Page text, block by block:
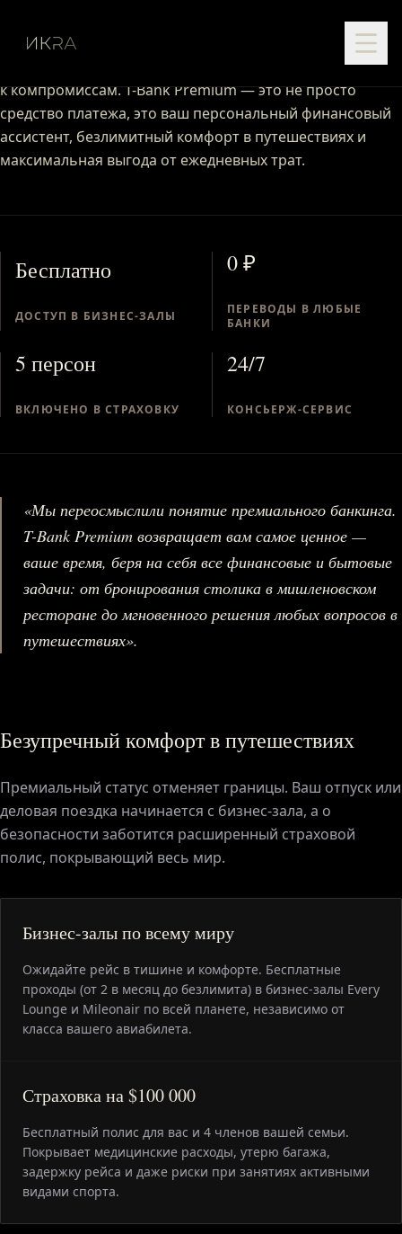
Металлическая карта, созданная для тех, кто не привык
к компромиссам. T-Bank Premium — это не просто
средство платежа, это ваш персональный финансовый
ассистент, безлимитный комфорт в путешествиях и
максимальная выгода от ежедневных трат.
Бесплатно
ДОСТУП В БИЗНЕС-ЗАЛЫ
0 ₽
ПЕРЕВОДЫ В ЛЮБЫЕ
БАНКИ
5 персон
ВКЛЮЧЕНО В СТРАХОВКУ
24/7
КОНСЬЕРЖ-СЕРВИС
«Мы переосмыслили понятие премиального банкинга.
T-Bank Premium возвращает вам самое ценное —
ваше время, беря на себя все финансовые и бытовые
задачи: от бронирования столика в мишленовском
ресторане до мгновенного решения любых вопросов в
путешествиях».
Безупречный комфорт в путешествиях
Премиальный статус отменяет границы. Ваш отпуск или
деловая поездка начинается с бизнес-зала, а о
безопасности заботится расширенный страховой
полис, покрывающий весь мир.
Бизнес-залы по всему миру
Ожидайте рейс в тишине и комфорте. Бесплатные
проходы (от 2 в месяц до безлимита) в бизнес-залы Every
Lounge и Mileonair по всей планете, независимо от
класса вашего авиабилета.
Страховка на $100 000
Бесплатный полис для вас и 4 членов вашей семьи.
Покрывает медицинские расходы, утерю багажа,
задержку рейса и даже риски при занятиях активными
видами спорта.